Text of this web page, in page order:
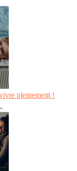
pleinement !